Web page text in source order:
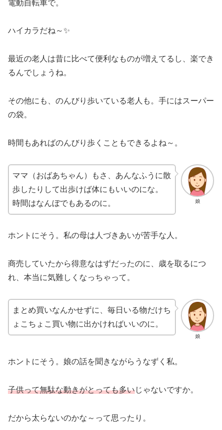
電動自転車で。
ハイカラだね～✨
最近の老人は昔に比べて便利なものが増えてるし、楽でき
るんでしょうね。
その他にも、のんびり歩いている老人も。手にはスーパー
の袋。
時間もあればのんびり歩くこともできるよね～。
娘
ママ（おばあちゃん）もさ、あんなふうに散
歩したりして出歩けば体にもいいのにな。
時間はなんぼでもあるのに。
ホントにそう。私の母は人づきあいが苦手な人。
商売していたから得意なはずだったのに、歳を取るにつ
れ、本当に気難しくなっちゃって。
娘
まとめ買いなんかせずに、毎日いる物だけち
ょこちょこ買い物に出かければいいのに。
ホントにそう。娘の話を聞きながらうなずく私。
子供って無駄な動きがとっても多いじゃないですか。
だから太らないのかな～って思ったり。